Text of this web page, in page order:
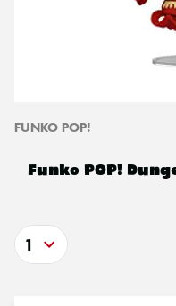
FUNKO POP!
Funko POP!
1